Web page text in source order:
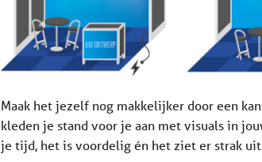
Maak het jezelf nog makkelijker door een
kleden je stand voor je aan met visuals in
je tijd, het is voordelig én het ziet er strak